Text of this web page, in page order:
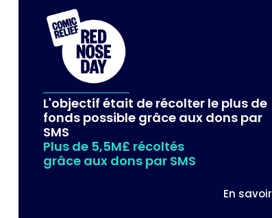
L'objectif était de récolter le plus de
fonds possible grâce aux dons par
SMS
Plus de 5,5M£ récoltés
grâce aux dons par SMS
En